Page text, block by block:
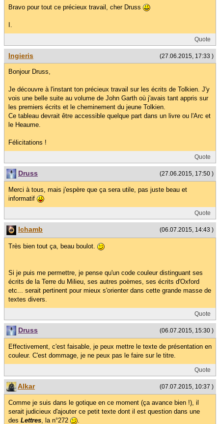
Bravo pour tout ce précieux travail, cher Druss
Quote
(27.06.2015, 17:33 )
Ingieris
Bonjour Druss,
Je découvre à l'instant ton précieux travail sur les écrits de Tolkien. J'y
vois une belle suite au volume de John Garth où j'avais tant appris sur
les premiers écrits et le cheminement du jeune Tolkien.
Ce tableau devrait être accessible quelque part dans un livre ou l'Arc et
le Heaume.
Félicitations !
Quote
(27.06.2015, 17:50 )
Druss
Merci à tous, mais j'espère que ça sera utile, pas juste beau et
informatif
Quote
(06.07.2015, 14:43 )
lchamb
Très bien tout ça, beau boulot.
Si je puis me permettre, je pense qu'un code couleur distinguant ses
écrits de la Terre du Milieu, ses autres poèmes, ses écrits d'Oxford
etc... serait pertinent pour mieux s'orienter dans cette grande masse de
textes divers.
Quote
(06.07.2015, 15:30 )
Druss
Effectivement, c'est faisable, je peux mettre le texte de présentation en
couleur. C'est dommage, je ne peux pas le faire sur le titre.
Quote
(07.07.2015, 10:37 )
Alkar
Comme je suis dans le gotique en ce moment (ça avance bien !), il
serait judicieux d'ajouter ce petit texte dont il est question dans une
des Lettres, la n°272 .